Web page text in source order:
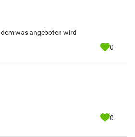
dem was angeboten wird
0
0